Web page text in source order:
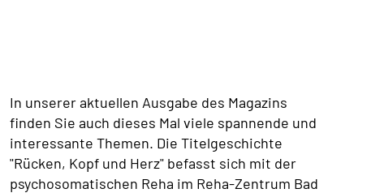
In unserer aktuellen Ausgabe des Magazins
finden Sie auch dieses Mal viele spannende und
interessante Themen. Die Titelgeschichte
"Rücken, Kopf und Herz" befasst sich mit der
psychosomatischen Reha im Reha-Zentrum Bad